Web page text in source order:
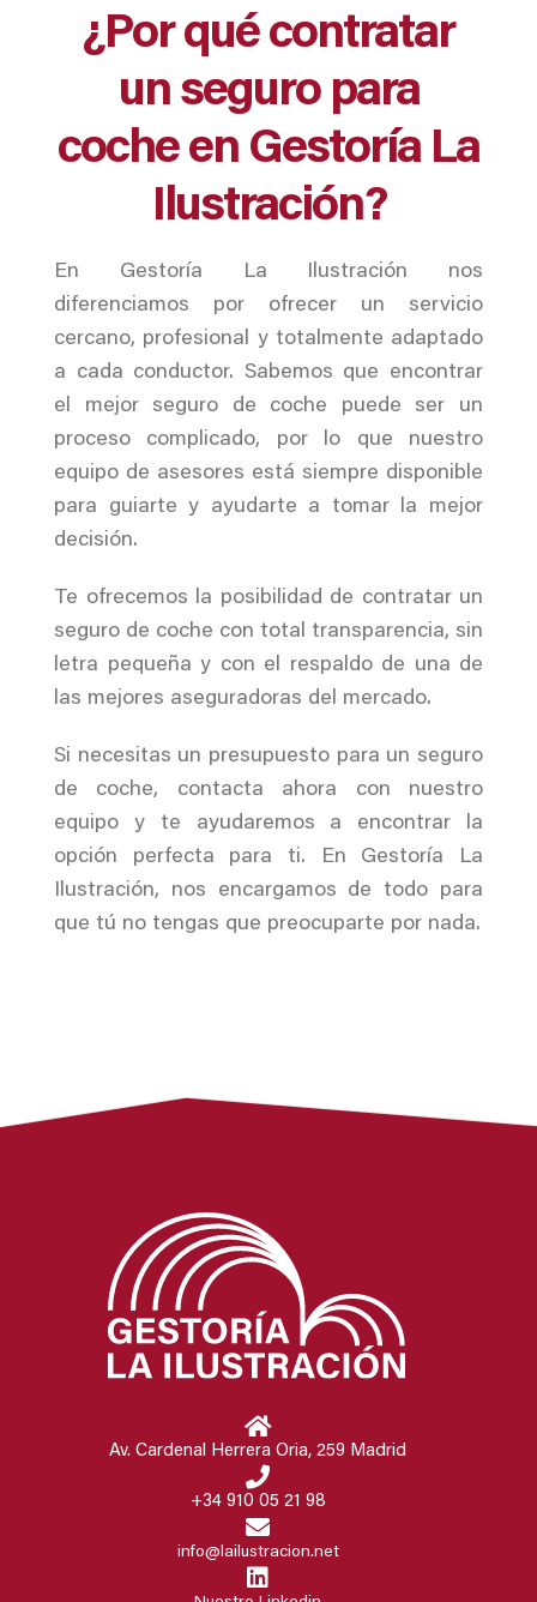
¿Por qué contratar
un seguro para
coche en Gestoría La
Ilustración?
En Gestoría La Ilustración nos
diferenciamos por ofrecer un servicio
cercano, profesional y totalmente adaptado
a cada conductor. Sabemos que encontrar
el mejor seguro de coche puede ser un
proceso complicado, por lo que nuestro
equipo de asesores está siempre disponible
para guiarte y ayudarte a tomar la mejor
decisión.
Te ofrecemos la posibilidad de contratar un
seguro de coche con total transparencia, sin
letra pequeña y con el respaldo de una de
las mejores aseguradoras del mercado.
Si necesitas un presupuesto para un seguro
de coche, contacta ahora con nuestro
equipo y te ayudaremos a encontrar la
opción perfecta para ti. En Gestoría La
Ilustración, nos encargamos de todo para
que tú no tengas que preocuparte por nada.
Av. Cardenal Herrera Oria, 259 Madrid
+34 910 05 21 98
info@lailustracion.net